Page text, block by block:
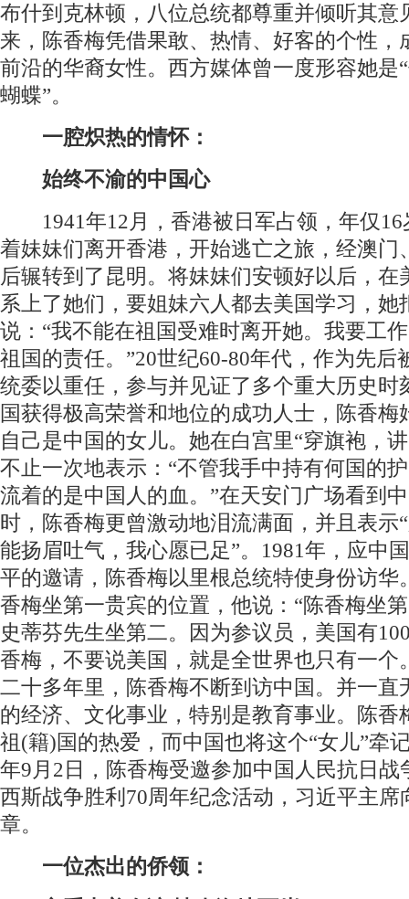
布什到克林顿，八位总统都尊重并倾听其意
来，陈香梅凭借果敢、热情、好客的个性，
前沿的华裔女性。西方媒体曾一度形容她是
蝴蝶”。
一腔炽热的情怀：
始终不渝的中国心
1941年12月，香港被日军占领，年仅16
着妹妹们离开香港，开始逃亡之旅，经澳
后辗转到了昆明。将妹妹们安顿好以后，在
系上了她们，要姐妹六人都去美国学习，她
说：“我不能在祖国受难时离开她。我要工
祖国的责任。”20世纪60-80年代，作为先后
统委以重任，参与并见证了多个重大历史时
国获得极高荣誉和地位的成功人士，陈香梅
自己是中国的女儿。她在白宫里“穿旗袍，
不止一次地表示：“不管我手中持有何国的
流着的是中国人的血。”在天安门广场看到
时，陈香梅更曾激动地泪流满面，并且表示
能扬眉吐气，我心愿已足”。1981年，应中
平的邀请，陈香梅以里根总统特使身份访华
香梅坐第一贵宾的位置，他说：“陈香梅坐
史蒂芬先生坐第二。因为参议员，美国有
香梅，不要说美国，就是全世界也只有一个
二十多年里，陈香梅不断到访中国。并一直
的经济、文化事业，特别是教育事业。陈香
祖(籍)国的热爱，而中国也将这个“女儿”牵
年9月2日，陈香梅受邀参加中国人民抗日战
西斯战争胜利70周年纪念活动，习近平主席
章。
一位杰出的侨领：